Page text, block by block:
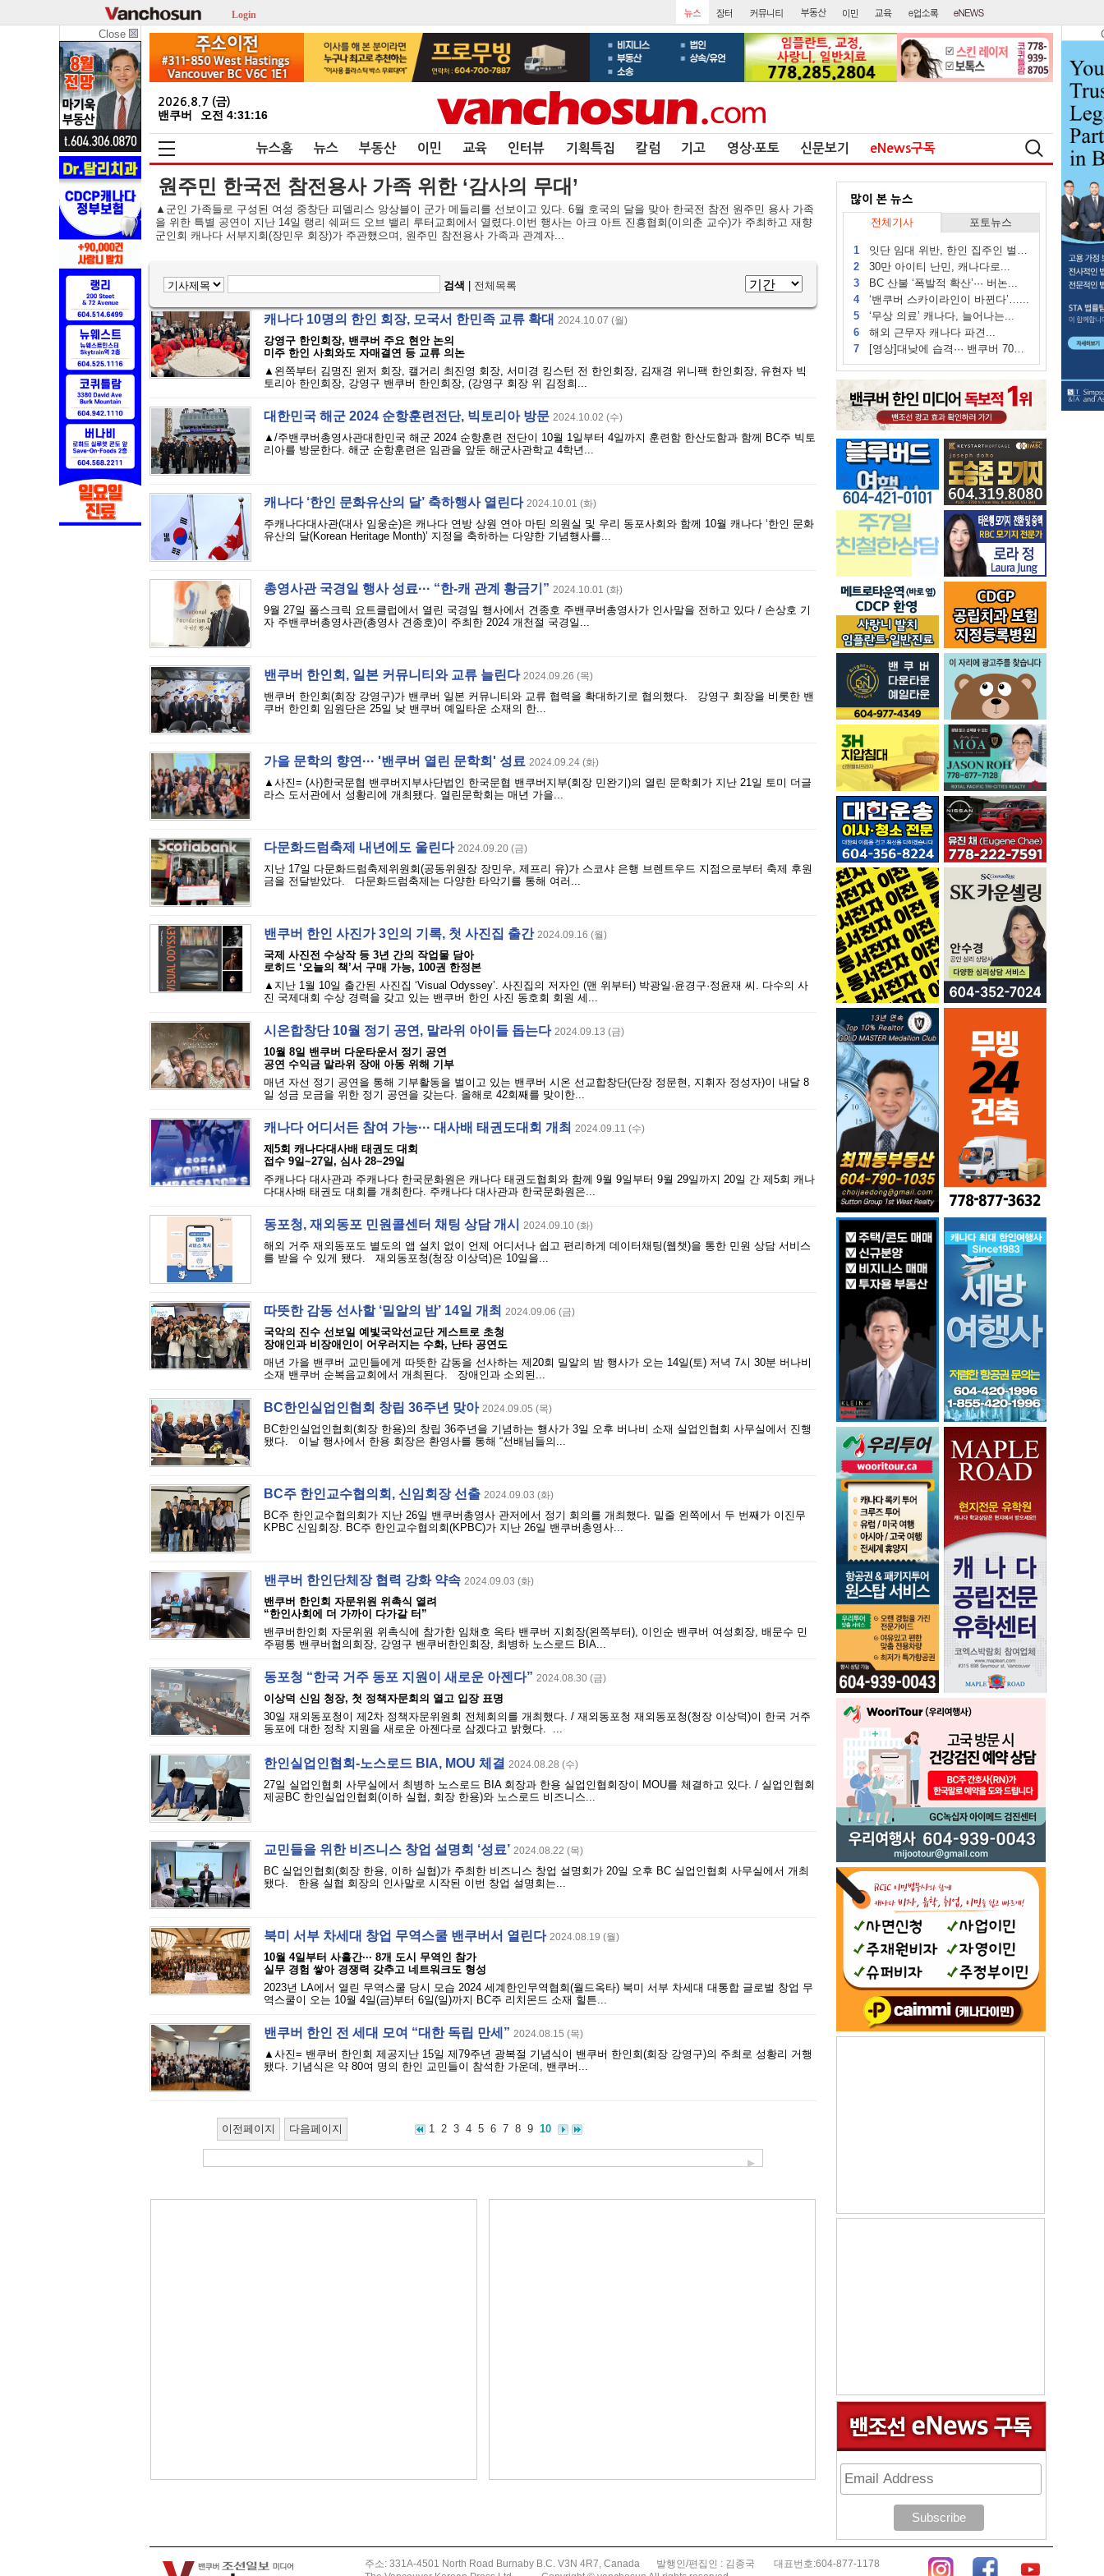
Login
Close
2026.8.7 (금)
밴쿠버 오전 4:31:17
뉴스홈 뉴스 부동산 이민 교육 인터뷰 기획특집 칼럼 기고 영상∙포토 신문보기 eNews구독
원주민 한국전 참전용사 가족 위한 ‘감사의 무대’
▲군인 가족들로 구성된 여성 중창단 피델리스 앙상블이 군가 메들리를 선보이고 있다. 6월 호국의 달을 맞아 한국전 참전 원주민 용사 가족
을 위한 특별 공연이 지난 14일 랭리 쉐퍼드 오브 밸리 루터교회에서 열렸다.이번 행사는 아크 아트 진흥협회(이의춘 교수)가 주최하고 재향
군인회 캐나다 서부지회(장민우 회장)가 주관했으며, 원주민 참전용사 가족과 관계자...
검색 전체목록
캐나다 10명의 한인 회장, 모국서 한민족 교류 확대 2024.10.07 (월)
강영구 한인회장, 밴쿠버 주요 현안 논의
미주 한인 사회와도 자매결연 등 교류 의논
▲왼쪽부터 김명진 윈저 회장, 캘거리 최진영 회장, 서미경 킹스턴 전 한인회장, 김재경 위니팩 한인회장, 유현자 빅
토리아 한인회장, 강영구 밴쿠버 한인회장, (강영구 회장 위 김정희...
대한민국 해군 2024 순항훈련전단, 빅토리아 방문 2024.10.02 (수)
▲/주밴쿠버총영사관대한민국 해군 2024 순항훈련 전단이 10월 1일부터 4일까지 훈련함 한산도함과 함께 BC주 빅토
리아를 방문한다. 해군 순항훈련은 임관을 앞둔 해군사관학교 4학년...
캐나다 ‘한인 문화유산의 달’ 축하행사 열린다 2024.10.01 (화)
주캐나다대사관(대사 임웅순)은 캐나다 연방 상원 연아 마틴 의원실 및 우리 동포사회와 함께 10월 캐나다 ‘한인 문화
유산의 달(Korean Heritage Month)’ 지정을 축하하는 다양한 기념행사를...
총영사관 국경일 행사 성료··· “한-캐 관계 황금기” 2024.10.01 (화)
9월 27일 폴스크릭 요트클럽에서 열린 국경일 행사에서 견종호 주밴쿠버총영사가 인사말을 전하고 있다 / 손상호 기
자 주밴쿠버총영사관(총영사 견종호)이 주최한 2024 개천절 국경일...
밴쿠버 한인회, 일본 커뮤니티와 교류 늘린다 2024.09.26 (목)
밴쿠버 한인회(회장 강영구)가 밴쿠버 일본 커뮤니티와 교류 협력을 확대하기로 협의했다. 강영구 회장을 비롯한 밴
쿠버 한인회 임원단은 25일 낮 밴쿠버 예일타운 소재의 한...
가을 문학의 향연··· '밴쿠버 열린 문학회' 성료 2024.09.24 (화)
▲사진= (사)한국문협 밴쿠버지부사단법인 한국문협 밴쿠버지부(회장 민완기)의 열린 문학회가 지난 21일 토미 더글
라스 도서관에서 성황리에 개최됐다. 열린문학회는 매년 가을...
다문화드럼축제 내년에도 울린다 2024.09.20 (금)
지난 17일 다문화드럼축제위원회(공동위원장 장민우, 제프리 유)가 스코샤 은행 브렌트우드 지점으로부터 축제 후원
금을 전달받았다. 다문화드럼축제는 다양한 타악기를 통해 여러...
밴쿠버 한인 사진가 3인의 기록, 첫 사진집 출간 2024.09.16 (월)
국제 사진전 수상작 등 3년 간의 작업물 담아
로히드 ‘오늘의 책’서 구매 가능, 100권 한정본
▲지난 1월 10일 출간된 사진집 ‘Visual Odyssey’. 사진집의 저자인 (맨 위부터) 박광일·윤경구·정윤재 씨. 다수의 사
진 국제대회 수상 경력을 갖고 있는 밴쿠버 한인 사진 동호회 회원 세...
시온합창단 10월 정기 공연, 말라위 아이들 돕는다 2024.09.13 (금)
10월 8일 밴쿠버 다운타운서 정기 공연
공연 수익금 말라위 장애 아동 위해 기부
매년 자선 정기 공연을 통해 기부활동을 벌이고 있는 밴쿠버 시온 선교합창단(단장 정문현, 지휘자 정성자)이 내달 8
일 성금 모금을 위한 정기 공연을 갖는다. 올해로 42회째를 맞이한...
캐나다 어디서든 참여 가능··· 대사배 태권도대회 개최 2024.09.11 (수)
제5회 캐나다대사배 태권도 대회
접수 9일~27일, 심사 28~29일
주캐나다 대사관과 주캐나다 한국문화원은 캐나다 태권도협회와 함께 9월 9일부터 9월 29일까지 20일 간 제5회 캐나
다대사배 태권도 대회를 개최한다. 주캐나다 대사관과 한국문화원은...
동포청, 재외동포 민원콜센터 채팅 상담 개시 2024.09.10 (화)
해외 거주 재외동포도 별도의 앱 설치 없이 언제 어디서나 쉽고 편리하게 데이터채팅(웹챗)을 통한 민원 상담 서비스
를 받을 수 있게 됐다. 재외동포청(청장 이상덕)은 10일을...
따뜻한 감동 선사할 ‘밀알의 밤’ 14일 개최 2024.09.06 (금)
국악의 진수 선보일 예빛국악선교단 게스트로 초청
장애인과 비장애인이 어우러지는 수화, 난타 공연도
매년 가을 밴쿠버 교민들에게 따뜻한 감동을 선사하는 제20회 밀알의 밤 행사가 오는 14일(토) 저녁 7시 30분 버나비
소재 밴쿠버 순복음교회에서 개최된다. 장애인과 소외된...
BC한인실업인협회 창립 36주년 맞아 2024.09.05 (목)
BC한인실업인협회(회장 한용)의 창립 36주년을 기념하는 행사가 3일 오후 버나비 소재 실업인협회 사무실에서 진행
됐다. 이날 행사에서 한용 회장은 환영사를 통해 “선배님들의...
BC주 한인교수협의회, 신임회장 선출 2024.09.03 (화)
BC주 한인교수협의회가 지난 26일 밴쿠버총영사 관저에서 정기 회의를 개최했다. 밑줄 왼쪽에서 두 번째가 이진무
KPBC 신임회장. BC주 한인교수협의회(KPBC)가 지난 26일 밴쿠버총영사...
밴쿠버 한인단체장 협력 강화 약속 2024.09.03 (화)
밴쿠버 한인회 자문위원 위촉식 열려
“한인사회에 더 가까이 다가갈 터”
밴쿠버한인회 자문위원 위촉식에 참가한 임채호 옥타 밴쿠버 지회장(왼쪽부터), 이인순 밴쿠버 여성회장, 배문수 민
주평통 밴쿠버협의회장, 강영구 밴쿠버한인회장, 최병하 노스로드 BIA...
동포청 “한국 거주 동포 지원이 새로운 아젠다” 2024.08.30 (금)
이상덕 신임 청장, 첫 정책자문회의 열고 입장 표명
30일 재외동포청이 제2차 정책자문위원회 전체회의를 개최했다. / 재외동포청 재외동포청(청장 이상덕)이 한국 거주
동포에 대한 정착 지원을 새로운 아젠다로 삼겠다고 밝혔다. ...
한인실업인협회-노스로드 BIA, MOU 체결 2024.08.28 (수)
27일 실업인협회 사무실에서 최병하 노스로드 BIA 회장과 한용 실업인협회장이 MOU를 체결하고 있다. / 실업인협회
제공BC 한인실업인협회(이하 실협, 회장 한용)와 노스로드 비즈니스...
교민들을 위한 비즈니스 창업 설명회 ‘성료’ 2024.08.22 (목)
BC 실업인협회(회장 한용, 이하 실협)가 주최한 비즈니스 창업 설명회가 20일 오후 BC 실업인협회 사무실에서 개최
됐다. 한용 실협 회장의 인사말로 시작된 이번 창업 설명회는...
북미 서부 차세대 창업 무역스쿨 밴쿠버서 열린다 2024.08.19 (월)
10월 4일부터 사흘간··· 8개 도시 무역인 참가
실무 경험 쌓아 경쟁력 갖추고 네트워크도 형성
2023년 LA에서 열린 무역스쿨 당시 모습 2024 세계한인무역협회(월드옥타) 북미 서부 차세대 대통합 글로벌 창업 무
역스쿨이 오는 10월 4일(금)부터 6일(일)까지 BC주 리치몬드 소재 힐튼...
밴쿠버 한인 전 세대 모여 “대한 독립 만세” 2024.08.15 (목)
▲사진= 밴쿠버 한인회 제공지난 15일 제79주년 광복절 기념식이 밴쿠버 한인회(회장 강영구)의 주최로 성황리 거행
됐다. 기념식은 약 80여 명의 한인 교민들이 참석한 가운데, 밴쿠버...
이전페이지 다음페이지 1 2 3 4 5 6 7 8 9 10
전체기사 포토뉴스
1잇단 임대 위반, 한인 집주인 벌금...
230만 아이티 난민, 캐나다로...
3BC 산불 ‘폭발적 확산’··· 버논...
4‘밴쿠버 스카이라인이 바뀐다’…...
5‘무상 의료’ 캐나다, 늘어나는...
6해외 근무자 캐나다 파견...
7[영상]대낮에 습격··· 밴쿠버 70대...
주소: 331A-4501 North Road Burnaby B.C. V3N 4R7, Canada 발행인/편집인 : 김종국
대표번호:604-877-1178